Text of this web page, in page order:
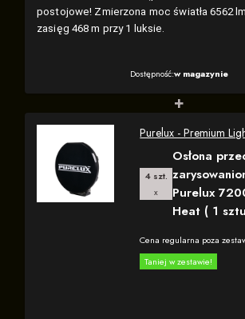
postojowe! Zmierzona moc światła 6562
zasięg 468 m przy 1 luksie.
Dostępność:w magazynie
+
Purelux - Premium
4 szt.
x
Osłona
Purelux
Heat ( 1
Cena regularna poza
Taniej w zestawie!